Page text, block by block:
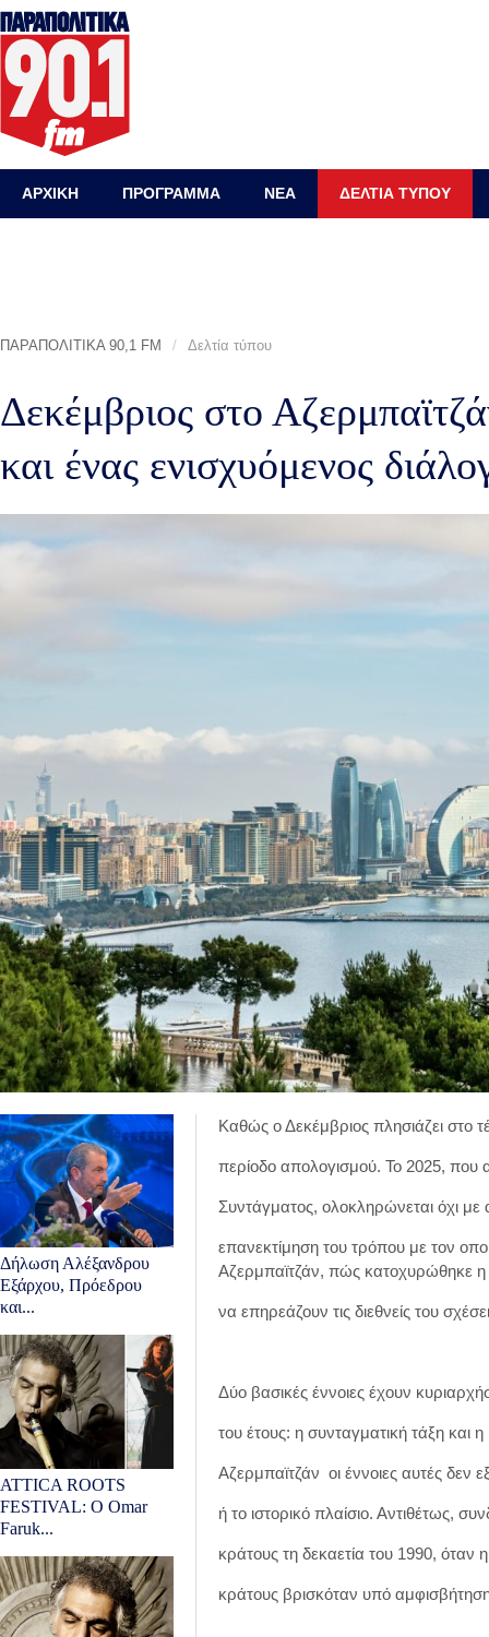
ΑΡΧΙΚΗ ΠΡΟΓΡΑΜΜΑ ΝΕΑ ΔΕΛΤΙΑ ΤΥΠΟΥ
ΠΑΡΑΠΟΛΙΤΙΚΑ 90,1 FM / Δελτία τύπου
Δεκέμβριος στο
και ένας ενισχυόμενος
Δήλωση Αλέξανδρου
Εξάρχου, Πρόεδρου
και...
ATTICA ROOTS
FESTIVAL: Ο Omar
Faruk...
Καθώς ο Δεκέμβριος πλησιάζει στο
περίοδο απολογισμού. Το 2025, που
Συντάγματος, ολοκληρώνεται όχι
επανεκτίμηση του τρόπου με τον
Αζερμπαϊτζάν, πώς κατοχυρώθηκε η
να επηρεάζουν τις διεθνείς του
Δύο βασικές έννοιες έχουν
του έτους: η συνταγματική τάξη και
Αζερμπαϊτζάν οι έννοιες αυτές δεν
ή το ιστορικό πλαίσιο. Αντιθέτως,
κράτους τη δεκαετία του 1990, όταν
κράτους βρισκόταν υπό